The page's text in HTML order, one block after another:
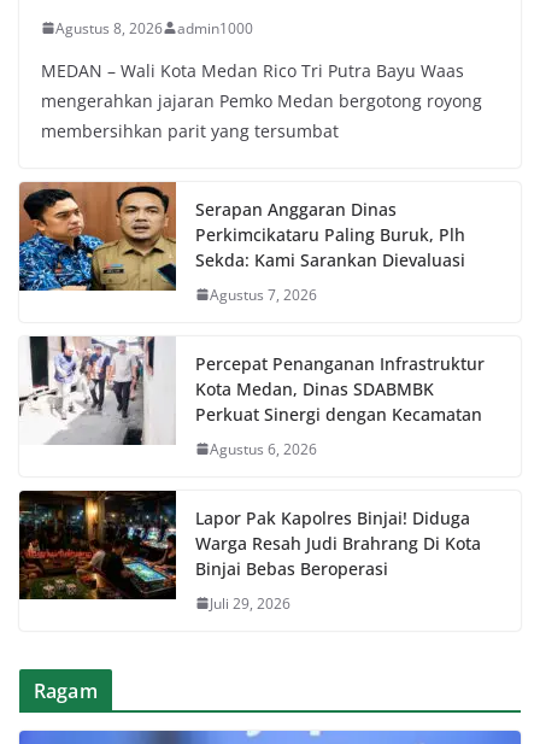
Agustus 8, 2026 admin1000
MEDAN – Wali Kota Medan Rico Tri Putra Bayu Waas
mengerahkan jajaran Pemko Medan bergotong royong
membersihkan parit yang tersumbat
Serapan Anggaran Dinas
Perkimcikataru Paling Buruk, Plh
Sekda: Kami Sarankan Dievaluasi
Agustus 7, 2026
Percepat Penanganan Infrastruktur
Kota Medan, Dinas SDABMBK
Perkuat Sinergi dengan Kecamatan
Agustus 6, 2026
Lapor Pak Kapolres Binjai! Diduga
Warga Resah Judi Brahrang Di Kota
Binjai Bebas Beroperasi
Juli 29, 2026
Ragam